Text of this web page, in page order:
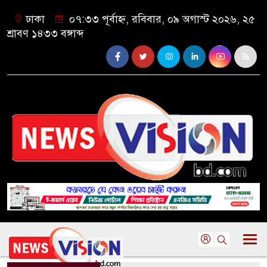
ঢাকা
০৭:৩৩ পূর্বাহ্ন, রবিবার, ০৯ অগাস্ট ২০২৬, ২৫
শ্রাবণ ১৪৩৩ বঙ্গাব্দ